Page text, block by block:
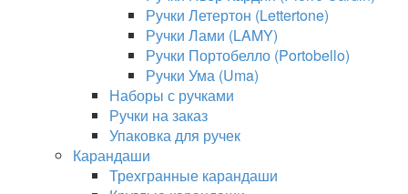
Ручки Летертон (Lettertone)
Ручки Лами (LAMY)
Ручки Портобелло (Portobello)
Ручки Ума (Uma)
Наборы с ручками
Ручки на заказ
Упаковка для ручек
Карандаши
Трехгранные карандаши